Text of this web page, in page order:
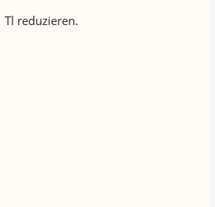
reduzieren.